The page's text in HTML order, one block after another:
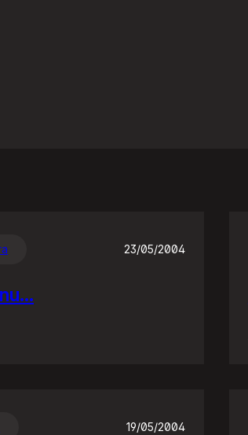
23/05/2004
19/05/2004